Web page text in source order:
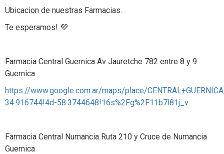
Ubicacion de nuestras Farmacias.
Te esperamos! 💜
Farmacia Central Guernica Av Jauretche 782 entre 8 y 9
Guernica
https://www.google.com.ar/maps/place/
34.916744!4d-58.3744648!16s%2Fg%2F11b7l81j_v
Farmacia Central Numancia Ruta 210 y Cruce de Numancia
Guernica